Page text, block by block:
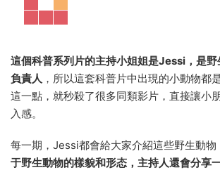
這個科普系列片的主持小姐姐是Jessi，是野
負責人 ，所以這套科普片中出現的小動物都
這一點，就秒殺了很多同類影片，直接讓小
入感。
每一期，Jessi都會給大家介紹這些野生動物
于野生動物的樣貌和形态，主持人還會分享